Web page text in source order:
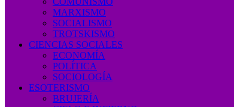
MARXISMO
SOCIALISMO
TROTSKISMO
CIENCIAS SOCIALES
ECONOMÍA
POLÍTICA
SOCIOLOGÍA
ESOTERISMO
BRUJERÍA